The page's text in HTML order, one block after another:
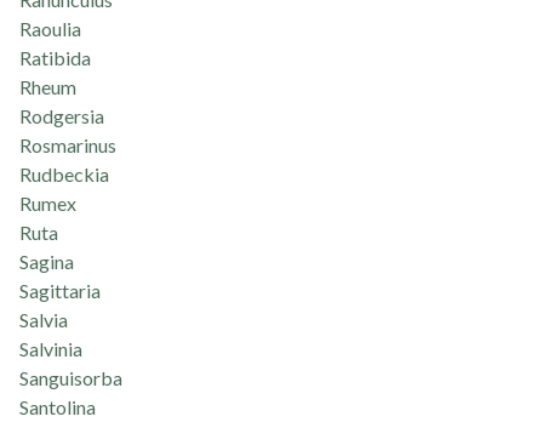
Raoulia
Ratibida
Rheum
Rodgersia
Rosmarinus
Rudbeckia
Rumex
Ruta
Sagina
Sagittaria
Salvia
Salvinia
Sanguisorba
Santolina